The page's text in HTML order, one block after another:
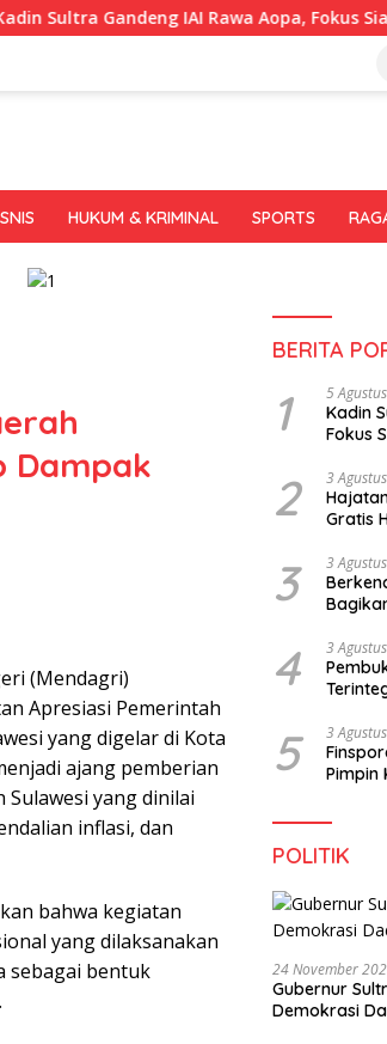
Gandeng IAI Rawa Aopa, Fokus Siapkan
HUKUM & KRIMINAL SPORTS
Dampak
(Mendagri)
Apresiasi Pemerintah
yang digelar di Kota
ajang pemberian
yang dinilai
inflasi, dan
bahwa kegiatan
yang dilaksanakan
sebagai bentuk
BERITA
1 5
Kadin
Fokus
2 3
Gratis
3 3
4 3
5 3
Pimpin
POLITIK
24 November
Gubernur
Demokrasi